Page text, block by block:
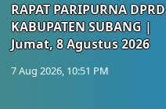
RAPAT PARIPURNA DPRD
KABUPATEN SUBANG |
Jumat, 8 Agustus 2026
7 Aug 2026, 10:51 PM